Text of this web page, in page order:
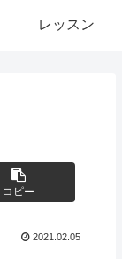
レッスン
コピー
2021.02.05